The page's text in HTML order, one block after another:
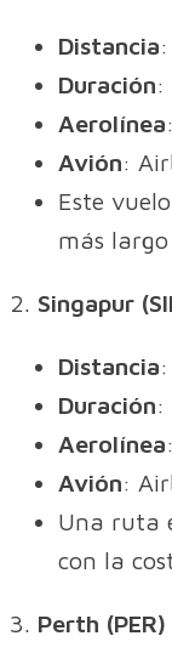
Distancia
Duración:
Aerolínea
Avión:
Este
más largo
2. Singapur
Distancia
Duración:
Aerolínea
Avión:
Una ruta
con la
3. Perth